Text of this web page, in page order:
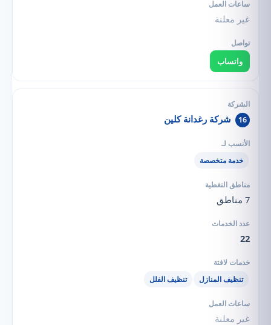
غير معلنة
واتساب
16 شركة رغدانة كلين
خدمة متخصصة
7 مناطق
22
تنظيف المنازل تنظيف الفلل
غير معلنة